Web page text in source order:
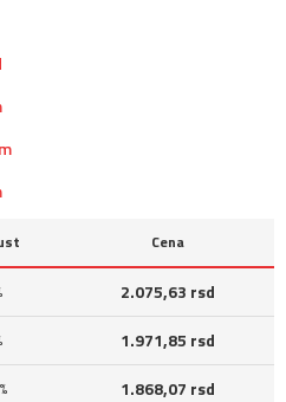
Cena
2.075,63 rsd
1.971,85 rsd
1.868,07 rsd